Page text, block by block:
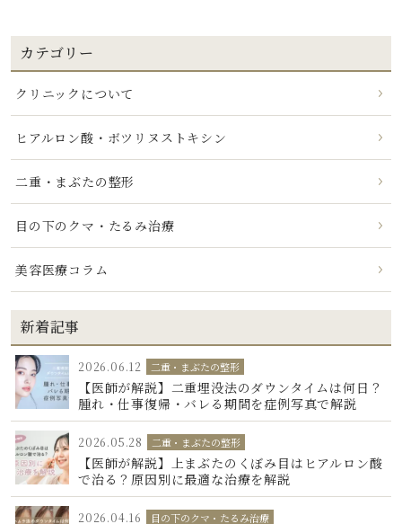
カテゴリー
クリニックについて
ヒアルロン酸・ボツリヌストキシン
二重・まぶたの整形
目の下のクマ・たるみ治療
美容医療コラム
新着記事
2026.06.12 二重・まぶたの整形
【医師が解説】二重埋没法のダウンタイムは何日？
腫れ・仕事復帰・バレる期間を症例写真で解説
2026.05.28 二重・まぶたの整形
【医師が解説】上まぶたのくぼみ目はヒアルロン酸
で治る？原因別に最適な治療を解説
2026.04.16 目の下のクマ・たるみ治療